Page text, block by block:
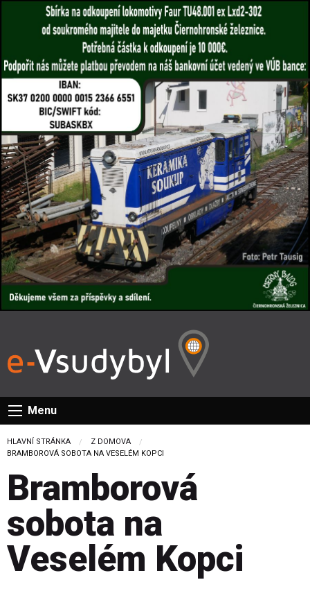
Menu
HLAVNÍ STRÁNKA
Z DOMOVA
CURRENT:
BRAMBOROVÁ SOBOTA NA VESELÉM KOPCI
Bramborová
sobota na
Veselém Kopci